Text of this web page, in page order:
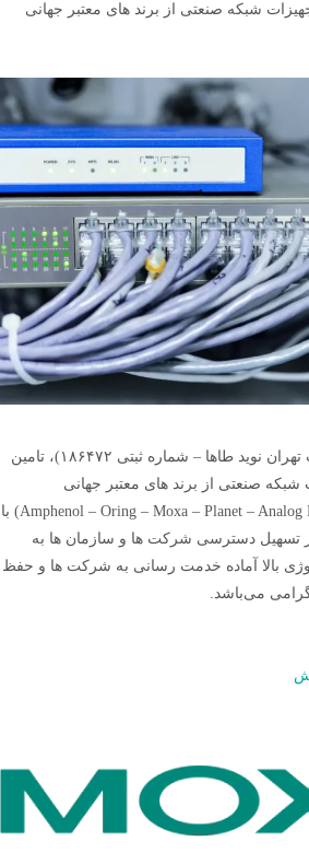
شبکه صنعتی از برند های معتبر جهانی
مرکز بازرگانی ایران (شرکت تهران نوید طاها – شماره ثبتی ۱۸۶۴۷۲)، تامین
شبکه صنعتی از برند های معتبر جهانی
(Amphenol – Oring – Moxa – Planet – Analog Devices – Rohde & Schwarz) با
در امر تسهیل دسترسی شرکت ها و سازمان ها به
بالا آماده خدمت رسانی به شرکت ها و حفظ
می‌باشد.